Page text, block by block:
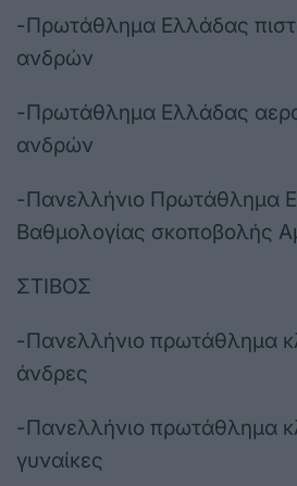
-Πρωτάθλημα Ελλάδας
ανδρών
-Πρωτάθλημα Ελλάδας
ανδρών
-Πανελλήνιο Πρωτάθλημα
Βαθμολογίας σκοποβολής
ΣΤΙΒΟΣ
-Πανελλήνιο πρωτάθλημα
άνδρες
-Πανελλήνιο πρωτάθλημα
γυναίκες